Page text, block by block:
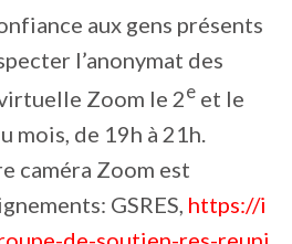
aux gens présents
l’anonymat des
Zoom le 2e et le
mois, de 19h à 21h.
caméra Zoom est
GSRES, https://i